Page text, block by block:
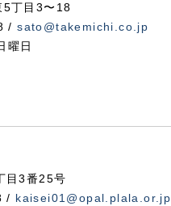
丁目3〜18
/sato@takemichi.co.jp
曜日
目3番25号
/ kaisei01@opal.plala.or.jp